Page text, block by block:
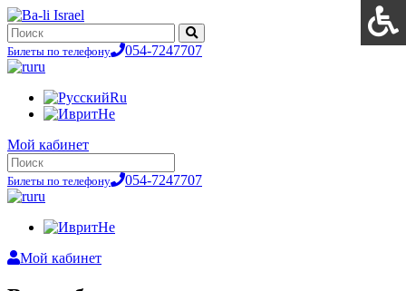
Билеты по телефону
054-7247707
ru
Ru
He
Мой кабинет
Билеты по телефону
054-7247707
ru
He
Мой кабинет